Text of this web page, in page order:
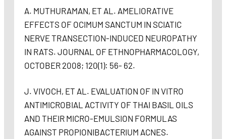
A. MUTHURAMAN, ET AL. AMELIORATIVE
EFFECTS OF OCIMUM SANCTUM IN SCIATIC
NERVE TRANSECTION-INDUCED NEUROPATHY
IN RATS. JOURNAL OF ETHNOPHARMACOLOGY,
OCTOBER 2008; 120(1): 56- 62.
J. VIVOCH, ET AL. EVALUATION OF IN VITRO
ANTIMICROBIAL ACTIVITY OF THAI BASIL OILS
AND THEIR MICRO-EMULSION FORMULAS
AGAINST PROPIONIBACTERIUM ACNES.